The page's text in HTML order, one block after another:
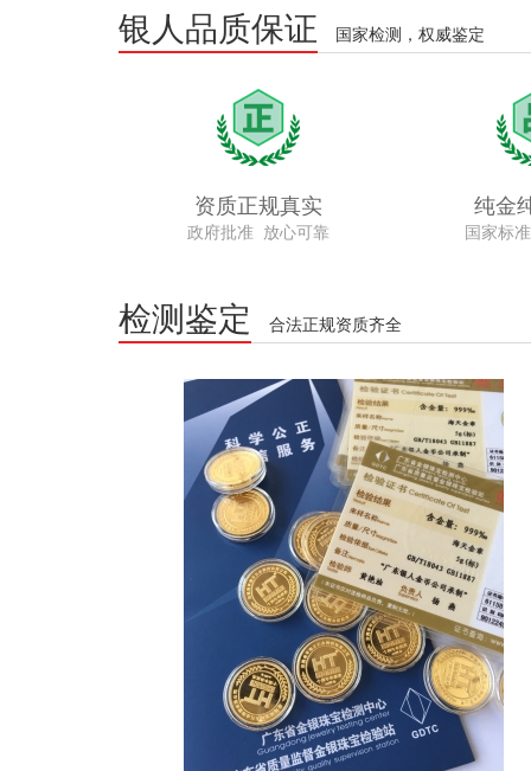
银人品质保证 国家检测，权威鉴定
资质正规真实
政府批准 放心可靠
纯金
国家标
检测鉴定 合法正规资质齐全